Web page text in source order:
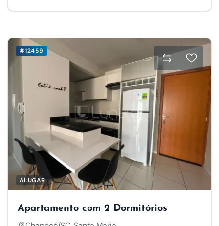
#12459
ALUGAR
Apartamento com 2 Dormitórios